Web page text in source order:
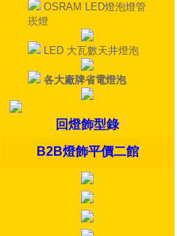
OSRAM LED燈泡燈管
崁燈
LED 大瓦數天井燈泡
各大廠牌省電燈泡
回燈飾型錄
B2B燈飾平價二館